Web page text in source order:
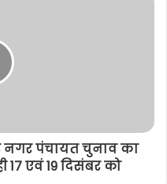
पंचायत चुनाव का
17 एवं 19 दिसंबर को